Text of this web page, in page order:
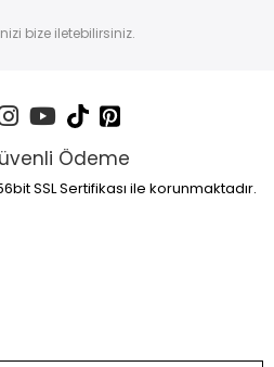
bize iletebilirsiniz.
Ödeme
SSL Sertifikası ile korunmaktadır.